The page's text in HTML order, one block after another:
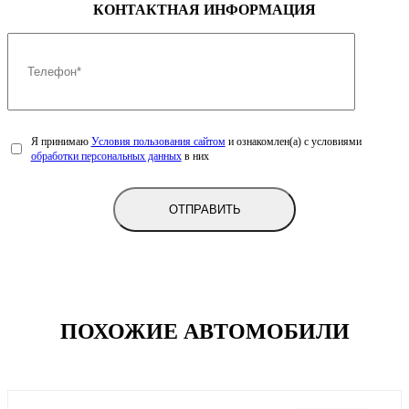
Передние тормоза
Дисковые вентилируемые
Задние тормоза
Дисковые
Размер шин
Материал дисков
Легкосплавные
КОНТАКТНАЯ ИНФОРМАЦИЯ
Я принимаю Условия пользования сайтоми ознакомлен(а) с условиями
обработки персональных данныхв них
ПОХОЖИЕ АВТОМОБИЛИ